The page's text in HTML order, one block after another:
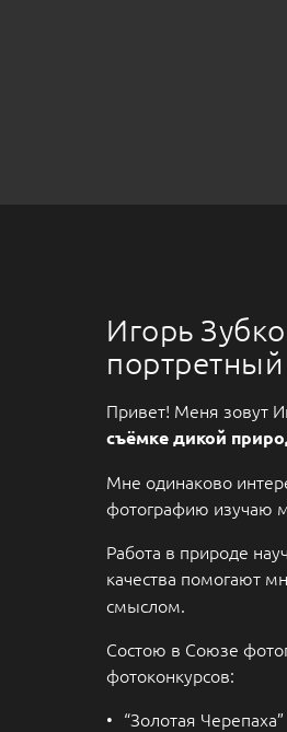
Игорь
Привет! Меня зовут
съёмке дикой
Мне одинаково
фотографию изучаю
Работа в природе
качества помогают
смыслом.
Состою в Союзе
фотоконкурсов:
“Золотая